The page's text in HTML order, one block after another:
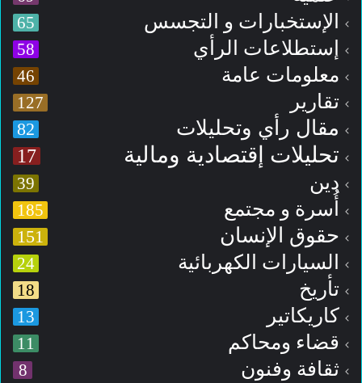
الإستخبارات و التجسس 65
إستطلاعات الرأي 58
معلومات عامة 46
تقارير 127
مقال رأي وتحليلات 82
تحليلات إقتصادية ومالية 17
دين 39
أُسرة و مجتمع 185
حقوق الإنسان 151
السيارات الكهربائية 24
تأريخ 18
كاريكاتير 13
قضاء ومحاكم 11
ثقافة وفنون 8